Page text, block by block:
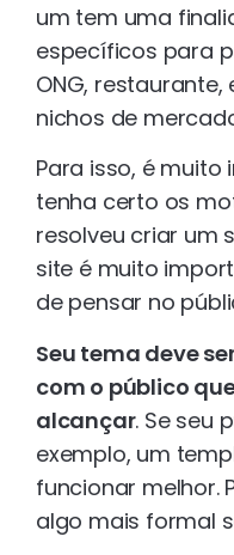
um tem uma
específicos para
ONG,
nichos de
Para isso, é
tenha certo os
resolveu criar um
site é muito
de pensar no
Seu tema deve
com o público
alcançar. Se seu
exemplo, um
funcionar melhor.
algo mais formal